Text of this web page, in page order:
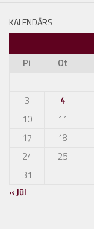
KALENDĀRS
Pi
Ot
3
4
10
11
17
18
24
25
31
« Jūl